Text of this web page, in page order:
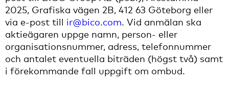
2025, Grafiska vägen 2B, 412 63 Göteborg eller
via e-post till ir@bico.com. Vid anmälan ska
aktieägaren uppge namn, person- eller
organisationsnummer, adress, telefonnummer
och antalet eventuella biträden (högst två) samt
i förekommande fall uppgift om ombud.